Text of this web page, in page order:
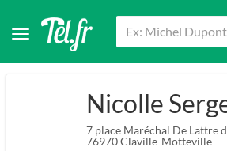
Nicolle
7 place Maréchal De Lattre
76970Claville-Motteville